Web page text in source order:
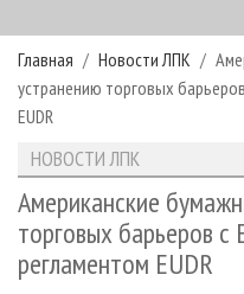
РУБРИКИ И ТЕМЫ
РУБРИКИ ЖУРНАЛА
ЛЕСОЗАГОТОВКА
ЛЕСОПИЛЕНИЕ
ДЕРЕВООБРАБОТКА
СУШКА ДРЕВЕСИНЫ
НОВОСТИ
НОВОСТИ ЛПК
НОВОСТИ ЖУРНАЛА
НОВОСТИ КОМПАНИЙ
ПРОЕКТЫ ЛПИ
АНАЛИТИКА
ПРЕДПРИЯТИЯ ЛПК
ЛЕСНЫЕ РЕГИОНЫ
ПЕРСОНЫ
АРХИВ
АРХИВ ЖУРНАЛОВ
СТАТЬИ
О ЖУРНАЛЕ
ПОДПИСКА
КОНТАКТЫ
РЕКЛАМОДАТЕЛЯМ
РЕКЛАМА
Главная Новости ЛПК
устранению торговых
EUDR
НОВОСТИ ЛПК
Американские
торговых барьеров
регламентом EUDR